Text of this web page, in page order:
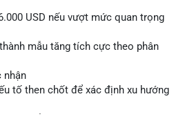
USD nếu vượt mức quan trọng
mẫu tăng tích cực theo phân
nhận
tố then chốt để xác định xu hướng